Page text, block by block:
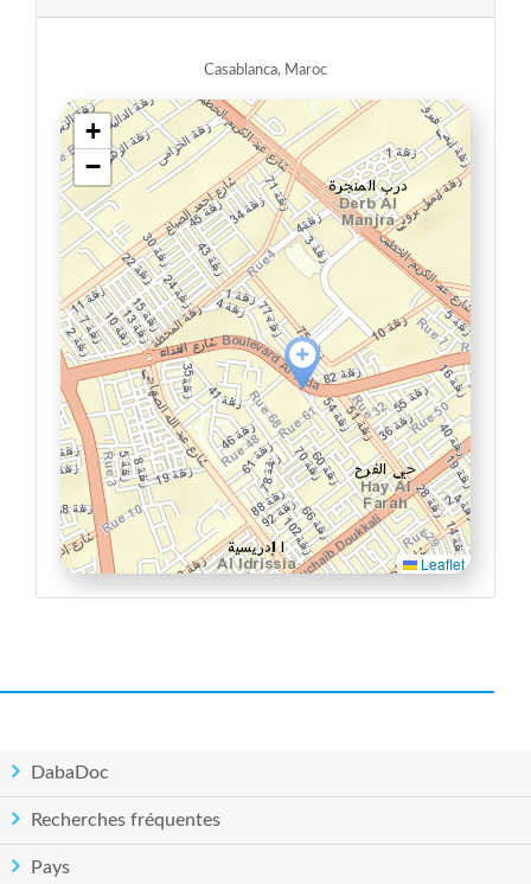
Casablanca, Maroc
+
−
Leaflet
DabaDoc
Recherches fréquentes
Pays